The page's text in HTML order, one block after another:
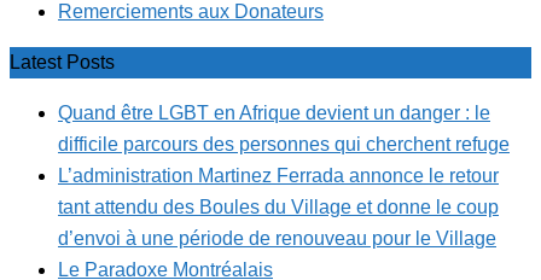
Remerciements aux Donateurs
Latest Posts
Quand être LGBT en Afrique devient un danger : le
difficile parcours des personnes qui cherchent refuge
L’administration Martinez Ferrada annonce le retour
tant attendu des Boules du Village et donne le coup
d’envoi à une période de renouveau pour le Village
Le Paradoxe Montréalais